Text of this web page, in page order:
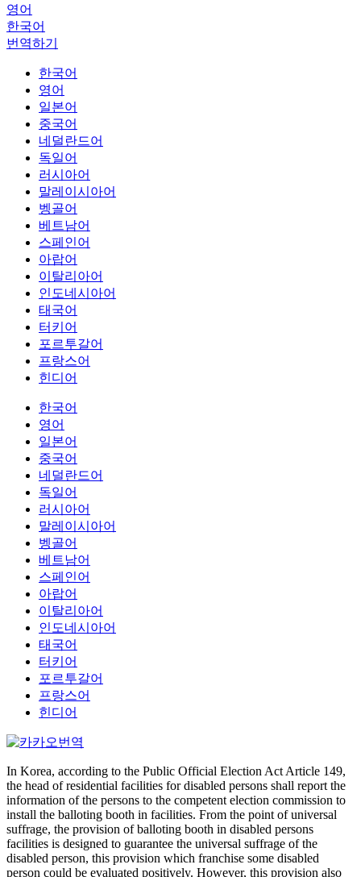
영어
한국어
번역하기
한국어
영어
일본어
중국어
네덜란드어
독일어
러시아어
말레이시아어
벵골어
베트남어
스페인어
아랍어
이탈리아어
인도네시아어
태국어
터키어
포르투갈어
프랑스어
힌디어
한국어
영어
일본어
중국어
네덜란드어
독일어
러시아어
말레이시아어
벵골어
베트남어
스페인어
아랍어
이탈리아어
인도네시아어
태국어
터키어
포르투갈어
프랑스어
힌디어
In Korea, according to the Public Official Election Act Article 149,
the head of residential facilities for disabled persons shall report the
information of the persons to the competent election commission to
install the balloting booth in facilities. From the point of universal
suffrage, the provision of balloting booth in disabled persons
facilities is designed to guarantee the universal suffrage of the
disabled person, this provision which franchise some disabled
person could be evaluated positively. However, this provision also